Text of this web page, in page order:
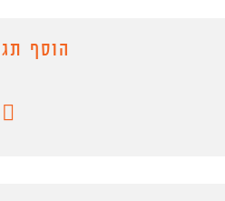
הוסף